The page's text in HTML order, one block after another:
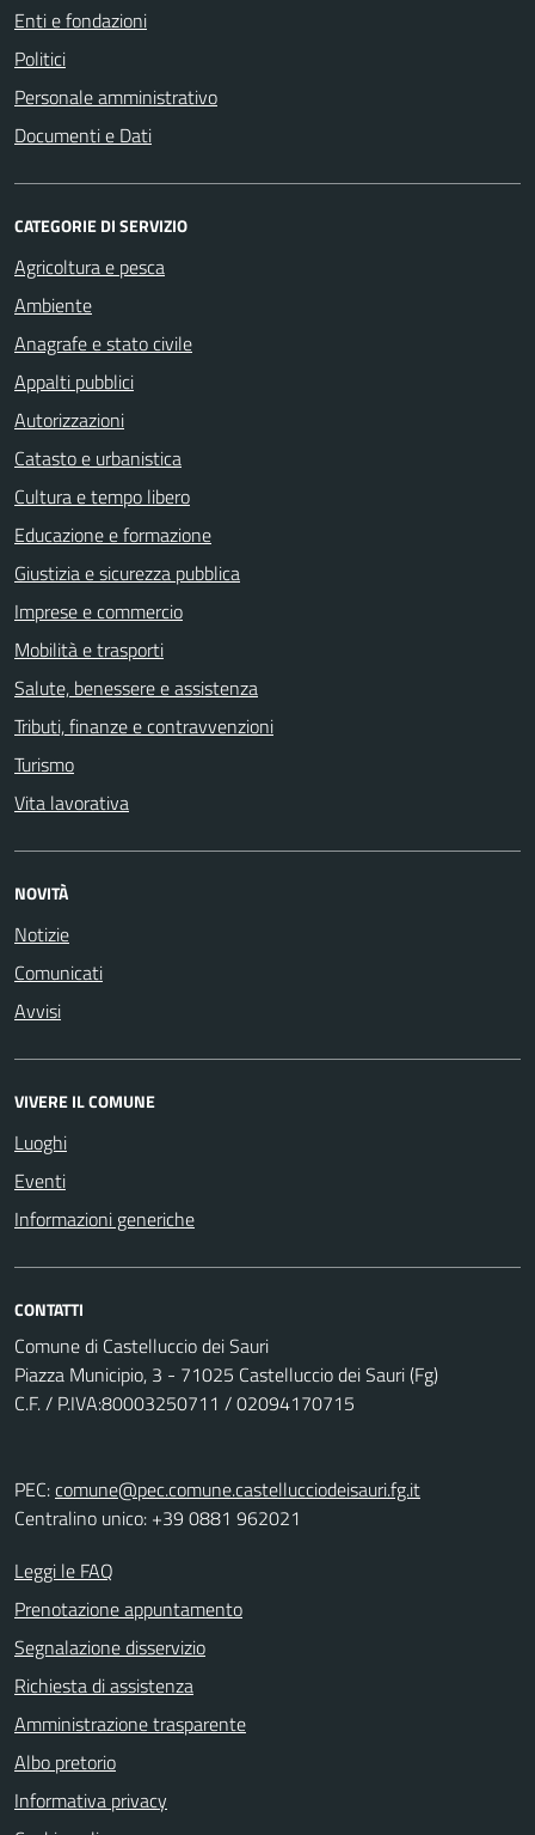
Enti e fondazioni
Politici
Personale amministrativo
Documenti e Dati
CATEGORIE DI SERVIZIO
Agricoltura e pesca
Ambiente
Anagrafe e stato civile
Appalti pubblici
Autorizzazioni
Catasto e urbanistica
Cultura e tempo libero
Educazione e formazione
Giustizia e sicurezza pubblica
Imprese e commercio
Mobilità e trasporti
Salute, benessere e assistenza
Tributi, finanze e contravvenzioni
Turismo
Vita lavorativa
NOVITÀ
Notizie
Comunicati
Avvisi
VIVERE IL COMUNE
Luoghi
Eventi
Informazioni generiche
CONTATTI
Comune di Castelluccio dei Sauri
Piazza Municipio, 3 - 71025 Castelluccio dei Sauri (Fg)
C.F. / P.IVA:80003250711 / 02094170715
PEC:comune@pec.comune.castellucciodeisauri.fg.it
Centralino unico: +39 0881 962021
Leggi le FAQ
Prenotazione appuntamento
Segnalazione disservizio
Richiesta di assistenza
Amministrazione trasparente
Albo pretorio
Informativa privacy